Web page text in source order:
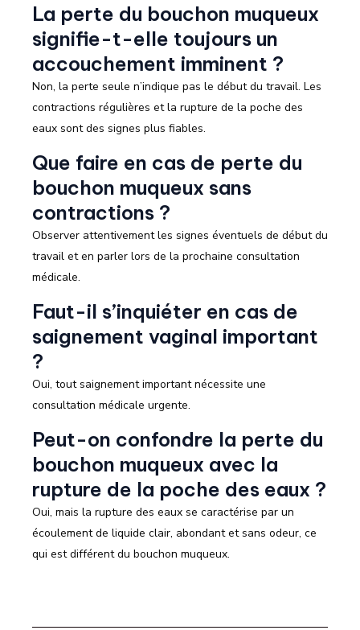
La perte du bouchon muqueux
signifie-t-elle toujours un
accouchement imminent ?
Non, la perte seule n’indique pas le début du travail. Les
contractions régulières et la rupture de la poche des
eaux sont des signes plus fiables.
Que faire en cas de perte du
bouchon muqueux sans
contractions ?
Observer attentivement les signes éventuels de début du
travail et en parler lors de la prochaine consultation
médicale.
Faut-il s’inquiéter en cas de
saignement vaginal important
?
Oui, tout saignement important nécessite une
consultation médicale urgente.
Peut-on confondre la perte du
bouchon muqueux avec la
rupture de la poche des eaux ?
Oui, mais la rupture des eaux se caractérise par un
écoulement de liquide clair, abondant et sans odeur, ce
qui est différent du bouchon muqueux.